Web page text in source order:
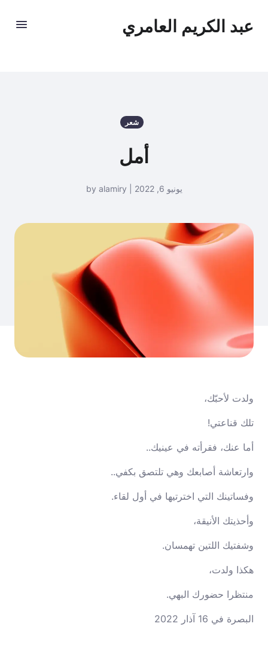
عبد الكريم العامري
شعر
أمل
يونيو 6, 2022 | by alamiry
ولدت لأحبّك،
تلك قناعتي!
أما عنك، فقرأته في عينيك..
وارتعاشة أصابعك وهي تلتصق بكفي..
وفساتينك التي اخترتيها في أول لقاء.
وأحذيتك الأنيقة،
وشفتيك اللتين تهمسان.
هكذا ولدت،
منتظرا حضورك البهي.
البصرة في 16 آذار 2022